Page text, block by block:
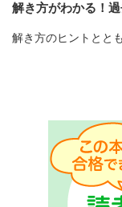
解き方がわかる！
解き方のヒントとと